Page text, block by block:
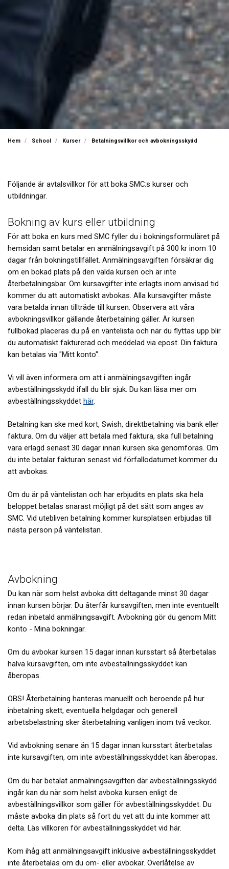
Hem School Kurser Betalningsvillkor och avbokningsskydd
Följande är avtalsvillkor för att boka SMC:s kurser och
utbildningar.
Bokning av kurs eller utbildning
För att boka en kurs med SMC fyller du i bokningsformuläret på
hemsidan samt betalar en anmälningsavgift på 300 kr inom 10
dagar från bokningstillfället. Anmälningsavgiften försäkrar dig
om en bokad plats på den valda kursen och är inte
återbetalningsbar. Om kursavgifter inte erlagts inom anvisad tid
kommer du att automatiskt avbokas. Alla kursavgifter måste
vara betalda innan tillträde till kursen. Observera att våra
avbokningsvillkor gällande återbetalning gäller. Är kursen
fullbokad placeras du på en väntelista och när du flyttas upp blir
du automatiskt fakturerad och meddelad via epost. Din faktura
kan betalas via "Mitt konto".
Vi vill även informera om att i anmälningsavgiften ingår
avbeställningsskydd ifall du blir sjuk. Du kan läsa mer om
avbeställningsskyddet här.
Betalning kan ske med kort, Swish, direktbetalning via bank eller
faktura. Om du väljer att betala med faktura, ska full betalning
vara erlagd senast 30 dagar innan kursen ska genomföras. Om
du inte betalar fakturan senast vid förfallodatumet kommer du
att avbokas.
Om du är på väntelistan och har erbjudits en plats ska hela
beloppet betalas snarast möjligt på det sätt som anges av
SMC. Vid utebliven betalning kommer kursplatsen erbjudas till
nästa person på väntelistan.
Avbokning
Du kan när som helst avboka ditt deltagande minst 30 dagar
innan kursen börjar. Du återfår kursavgiften, men inte eventuellt
redan inbetald anmälningsavgift. Avbokning gör du genom Mitt
konto - Mina bokningar.
Om du avbokar kursen 15 dagar innan kursstart så återbetalas
halva kursavgiften, om inte avbeställningsskyddet kan
åberopas.
OBS! Återbetalning hanteras manuellt och beroende på hur
inbetalning skett, eventuella helgdagar och generell
arbetsbelastning sker återbetalning vanligen inom två veckor.
Vid avbokning senare än 15 dagar innan kursstart återbetalas
inte kursavgiften, om inte avbeställningsskyddet kan åberopas.
Om du har betalat anmälningsavgiften där avbeställningsskydd
ingår kan du när som helst avboka kursen enligt de
avbeställningsvillkor som gäller för avbeställningsskyddet. Du
måste avboka din plats så fort du vet att du inte kommer att
delta. Läs villkoren för avbeställningsskyddet vid här.
Kom ihåg att anmälningsavgift inklusive avbeställningsskyddet
inte återbetalas om du om- eller avbokar. Överlåtelse av